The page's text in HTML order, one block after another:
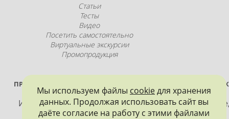
Статьи
Тесты
Видео
Посетить самостоятельно
Виртуальные экскурсии
Промопродукция
ПРОЕКТ РЕАЛИЗУЕТСЯ ПРИ ПОДДЕРЖКЕ ПРАВИТЕЛЬСТВА
ПЕТЕРБУРГА
Использование материалов, размещенных на
допускается только с согласия правообладателя и
Мы используем файлы cookieдля хранения
данных. Продолжая использовать сайт вы
даёте согласие на работу с этими файлами